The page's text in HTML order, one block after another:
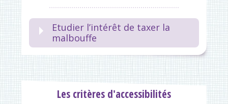
Etudier l’intérêt de taxer la
malbouffe
Les critères d'accessibilités